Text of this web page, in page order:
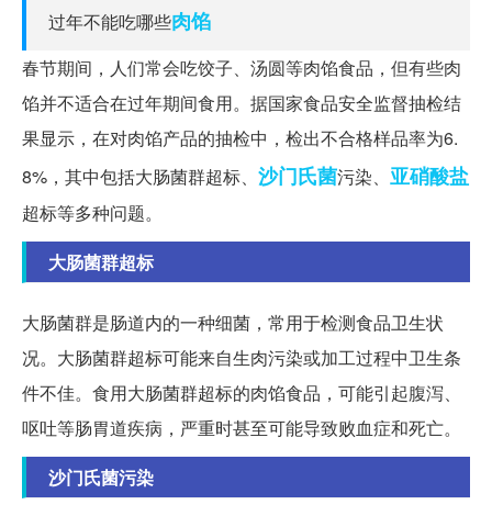
过年不能吃哪些肉馅
春节期间，人们常会吃饺子、汤圆等肉馅食品，但有些肉
馅并不适合在过年期间食用。据国家食品安全监督抽检结
果显示，在对肉馅产品的抽检中，检出不合格样品率为6.
8%，其中包括大肠菌群超标、 沙门氏菌污染、 亚硝酸盐
超标等多种问题。
大肠菌群超标
大肠菌群是肠道内的一种细菌，常用于检测食品卫生状
况。大肠菌群超标可能来自生肉污染或加工过程中卫生条
件不佳。食用大肠菌群超标的肉馅食品，可能引起腹泻、
呕吐等肠胃道疾病，严重时甚至可能导致败血症和死亡。
沙门氏菌污染